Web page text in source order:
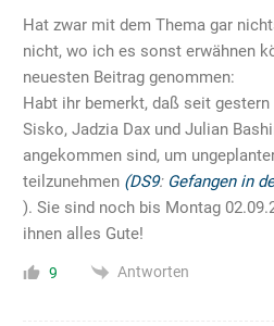
Hat zwar mit dem Thema gar
nicht, wo ich es sonst erwähnen
neuesten Beitrag genommen:
Habt ihr bemerkt, daß seit
Sisko, Jadzia Dax und Julian
angekommen sind, um
teilzunehmen (DS9: Gefangen in
). Sie sind noch bis Montag
ihnen alles Gute!
9 Antworten